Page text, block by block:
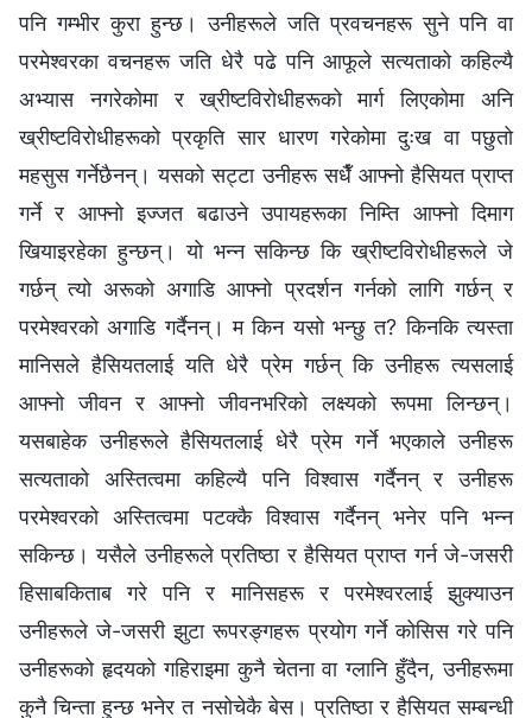
पनि गम्भीर कुरा हुन्छ। उनीहरूले जति प्रवचनहरू सुने पनि वा
परमेश्‍वरका वचनहरू जति धेरै पढे पनि आफूले सत्यताको कहिल्यै
अभ्यास नगरेकोमा र ख्रीष्टविरोधीहरूको मार्ग लिएकोमा अनि
ख्रीष्टविरोधीहरूको प्रकृति सार धारण गरेकोमा दुःख वा पछुतो
महसुस गर्नेछैनन्। यसको सट्टा उनीहरू सधैँ आफ्नो हैसियत प्राप्त
गर्ने र आफ्नो इज्‍जत बढाउने उपायहरूका निम्ति आफ्नो दिमाग
खियाइरहेका हुन्छन्। यो भन्‍न सकिन्छ कि ख्रीष्टविरोधीहरूले जे
गर्छन् त्यो अरूको अगाडि आफ्नो प्रदर्शन गर्नको लागि गर्छन् र
परमेश्‍वरको अगाडि गर्दैनन्। म किन यसो भन्छु त? किनकि त्यस्ता
मानिसले हैसियतलाई यति धेरै प्रेम गर्छन् कि उनीहरू त्यसलाई
आफ्नो जीवन र आफ्नो जीवनभरिको लक्ष्यको रूपमा लिन्छन्।
यसबाहेक उनीहरूले हैसियतलाई धेरै प्रेम गर्ने भएकाले उनीहरू
सत्यताको अस्तित्वमा कहिल्यै पनि विश्‍वास गर्दैनन् र उनीहरू
परमेश्‍वरको अस्तित्वमा पटक्‍कै विश्‍वास गर्दैनन् भनेर पनि भन्‍न
सकिन्छ। यसैले उनीहरूले प्रतिष्ठा र हैसियत प्राप्त गर्न जे-जसरी
हिसाबकिताब गरे पनि र मानिसहरू र परमेश्‍वरलाई झुक्याउन
उनीहरूले जे-जसरी झुटा रूपरङ्गहरू प्रयोग गर्ने कोसिस गरे पनि
उनीहरूको हृदयको गहिराइमा कुनै चेतना वा ग्लानि हुँदैन, उनीहरूमा
कुनै चिन्ता हुन्छ भनेर त नसोचेकै बेस। प्रतिष्ठा र हैसियत सम्‍बन्धी